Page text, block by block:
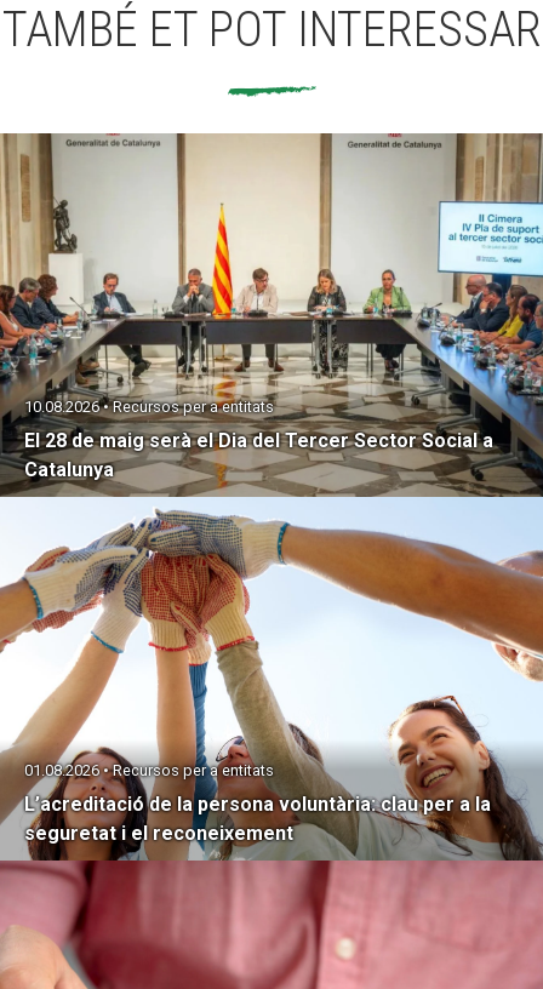
TAMBÉ ET POT INTERESSAR
El 28 de maig serà el Dia del Tercer Sector Social a
Catalunya
10.08.2026 • Recursos per a entitats
L’acreditació de la persona voluntària: clau per a la
seguretat i el reconeixement
01.08.2026 • Recursos per a entitats
Fes un donatiu
Treballa amb nosaltres